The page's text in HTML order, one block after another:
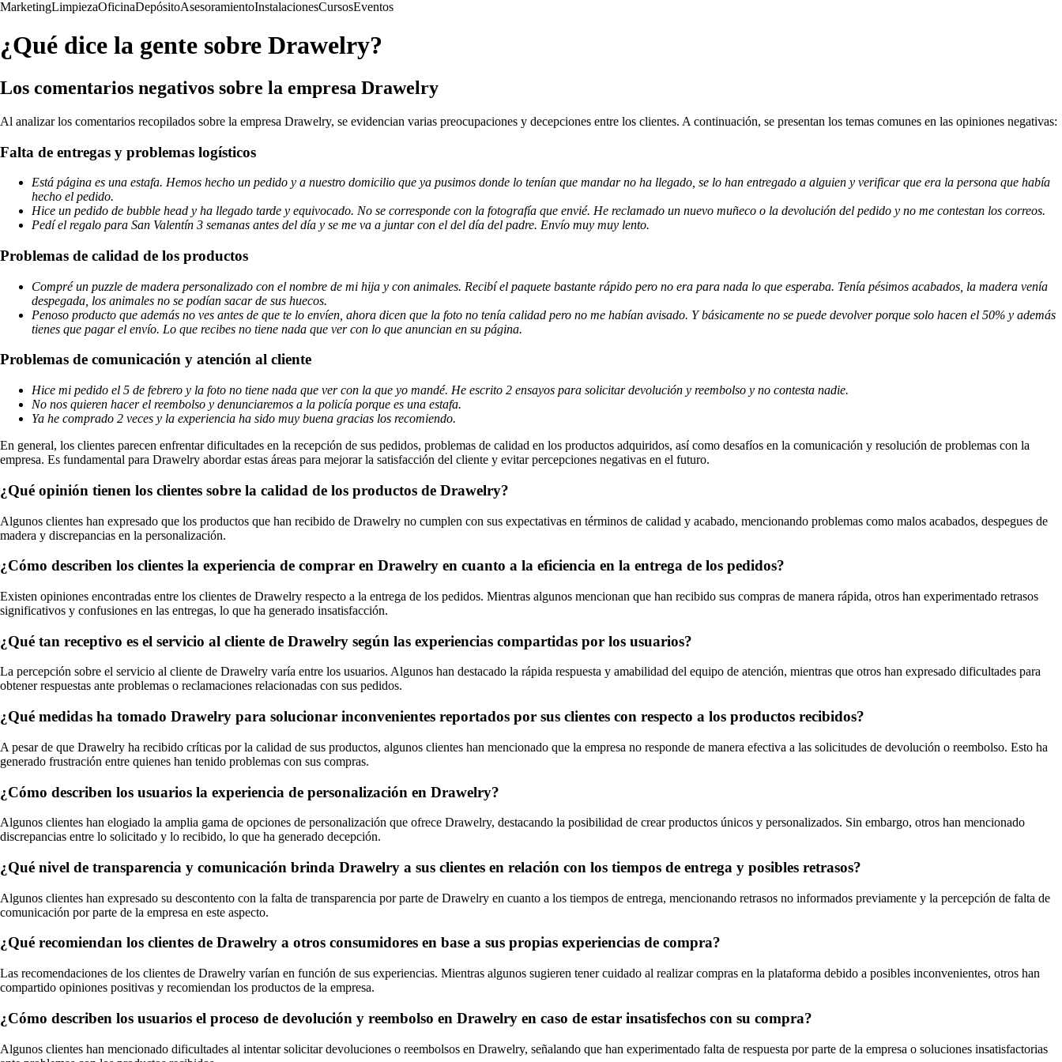
MarketingLimpiezaOficinaDepósitoAsesoramientoInstalacionesCursosEventos
¿Qué dice la gente sobre Drawelry?
Los comentarios negativos sobre la empresa Drawelry
Al analizar los comentarios recopilados sobre la empresa Drawelry, se evidencian varias preocupaciones y decepciones entre los clientes. A continuación, se presentan los temas comunes en las opiniones negativas:
Falta de entregas y problemas logísticos
Está página es una estafa. Hemos hecho un pedido y a nuestro domicilio que ya pusimos donde lo tenían que mandar no ha llegado, se lo han entregado a alguien y verificar que era la persona que había
hecho el pedido.
Hice un pedido de bubble head y ha llegado tarde y equivocado. No se corresponde con la fotografía que envié. He reclamado un nuevo muñeco o la devolución del pedido y no me contestan los correos.
Pedí el regalo para San Valentín 3 semanas antes del día y se me va a juntar con el del día del padre. Envío muy muy lento.
Problemas de calidad de los productos
Compré un puzzle de madera personalizado con el nombre de mi hija y con animales. Recibí el paquete bastante rápido pero no era para nada lo que esperaba. Tenía pésimos acabados, la madera venía
despegada, los animales no se podían sacar de sus huecos.
Penoso producto que además no ves antes de que te lo envíen, ahora dicen que la foto no tenía calidad pero no me habían avisado. Y básicamente no se puede devolver porque solo hacen el 50% y además
tienes que pagar el envío. Lo que recibes no tiene nada que ver con lo que anuncian en su página.
Problemas de comunicación y atención al cliente
Hice mi pedido el 5 de febrero y la foto no tiene nada que ver con la que yo mandé. He escrito 2 ensayos para solicitar devolución y reembolso y no contesta nadie.
No nos quieren hacer el reembolso y denunciaremos a la policía porque es una estafa.
Ya he comprado 2 veces y la experiencia ha sido muy buena gracias los recomiendo.
En general, los clientes parecen enfrentar dificultades en la recepción de sus pedidos, problemas de calidad en los productos adquiridos, así como desafíos en la comunicación y resolución de problemas con la
empresa. Es fundamental para Drawelry abordar estas áreas para mejorar la satisfacción del cliente y evitar percepciones negativas en el futuro.
¿Qué opinión tienen los clientes sobre la calidad de los productos de Drawelry?
Algunos clientes han expresado que los productos que han recibido de Drawelry no cumplen con sus expectativas en términos de calidad y acabado, mencionando problemas como malos acabados, despegues de
madera y discrepancias en la personalización.
¿Cómo describen los clientes la experiencia de comprar en Drawelry en cuanto a la eficiencia en la entrega de los pedidos?
Existen opiniones encontradas entre los clientes de Drawelry respecto a la entrega de los pedidos. Mientras algunos mencionan que han recibido sus compras de manera rápida, otros han experimentado retrasos
significativos y confusiones en las entregas, lo que ha generado insatisfacción.
¿Qué tan receptivo es el servicio al cliente de Drawelry según las experiencias compartidas por los usuarios?
La percepción sobre el servicio al cliente de Drawelry varía entre los usuarios. Algunos han destacado la rápida respuesta y amabilidad del equipo de atención, mientras que otros han expresado dificultades para
obtener respuestas ante problemas o reclamaciones relacionadas con sus pedidos.
¿Qué medidas ha tomado Drawelry para solucionar inconvenientes reportados por sus clientes con respecto a los productos recibidos?
A pesar de que Drawelry ha recibido críticas por la calidad de sus productos, algunos clientes han mencionado que la empresa no responde de manera efectiva a las solicitudes de devolución o reembolso. Esto ha
generado frustración entre quienes han tenido problemas con sus compras.
¿Cómo describen los usuarios la experiencia de personalización en Drawelry?
Algunos clientes han elogiado la amplia gama de opciones de personalización que ofrece Drawelry, destacando la posibilidad de crear productos únicos y personalizados. Sin embargo, otros han mencionado
discrepancias entre lo solicitado y lo recibido, lo que ha generado decepción.
¿Qué nivel de transparencia y comunicación brinda Drawelry a sus clientes en relación con los tiempos de entrega y posibles retrasos?
Algunos clientes han expresado su descontento con la falta de transparencia por parte de Drawelry en cuanto a los tiempos de entrega, mencionando retrasos no informados previamente y la percepción de falta de
comunicación por parte de la empresa en este aspecto.
¿Qué recomiendan los clientes de Drawelry a otros consumidores en base a sus propias experiencias de compra?
Las recomendaciones de los clientes de Drawelry varían en función de sus experiencias. Mientras algunos sugieren tener cuidado al realizar compras en la plataforma debido a posibles inconvenientes, otros han
compartido opiniones positivas y recomiendan los productos de la empresa.
¿Cómo describen los usuarios el proceso de devolución y reembolso en Drawelry en caso de estar insatisfechos con su compra?
Algunos clientes han mencionado dificultades al intentar solicitar devoluciones o reembolsos en Drawelry, señalando que han experimentado falta de respuesta por parte de la empresa o soluciones insatisfactorias